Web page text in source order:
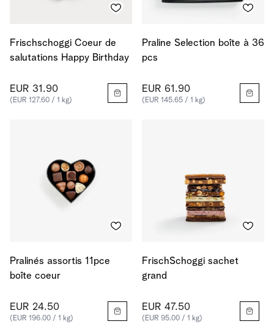
Frischschoggi Coeur de
salutations Happy Birthday
EUR 31.90
(EUR 127.60 / 1 kg)
Praline Selection boîte à 36
pcs
EUR 61.90
(EUR 145.65 / 1 kg)
Pralinés assortis 11pce
boîte coeur
EUR 24.50
(EUR 196.00 / 1 kg)
FrischSchoggi sachet
grand
EUR 47.50
(EUR 95.00 / 1 kg)